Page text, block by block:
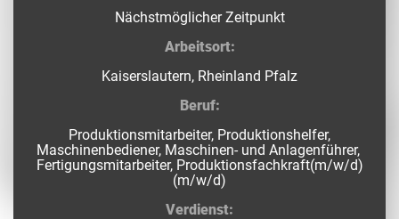
Nächstmöglicher Zeitpunkt
Arbeitsort:
Kaiserslautern, Rheinland Pfalz
Beruf:
Produktionsmitarbeiter, Produktionshelfer,
Maschinenbediener, Maschinen- und Anlagenführer,
Fertigungsmitarbeiter, Produktionsfachkraft(m/w/d)
(m/w/d)
Verdienst: